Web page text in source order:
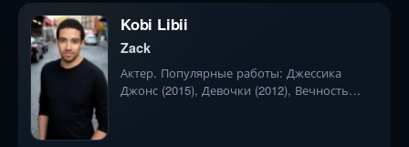
Kobi Libii
Zack
Актер. Популярные работы: Джессика
Джонс (2015), Девочки (2012), Вечность